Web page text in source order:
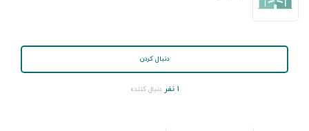
دنبال کردن
۱ نفر دنبال کننده